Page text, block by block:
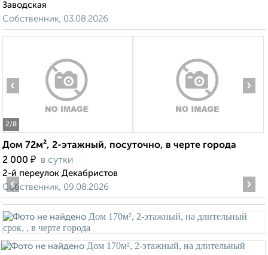
Заводская
Собственник, 03.08.2026
2/8
‹ ›
Дом 72м², 2-этажный, посуточно, в черте города
2 000 ₽ в сутки
2-й переулок Декабристов
Собственник, 09.08.2026
‹ ›